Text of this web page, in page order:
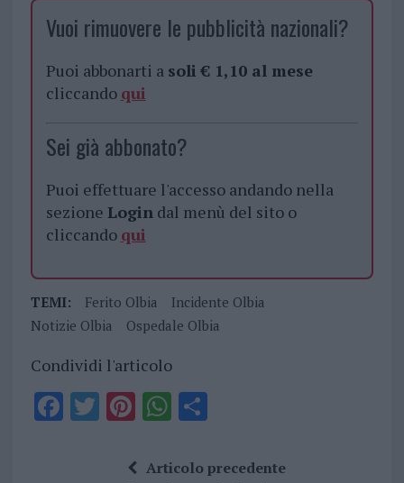
Vuoi rimuovere le pubblicità nazionali?
Puoi abbonarti a soli € 1,10 al mese
cliccando qui
Sei già abbonato?
Puoi effettuare l'accesso andando nella
sezione Logindal menù del sito o
cliccando qui
TEMI: Ferito Olbia
Incidente Olbia
Notizie Olbia
Ospedale Olbia
Condividi l'articolo
F T Pi
te
W
at
S
a
Articolo precedente